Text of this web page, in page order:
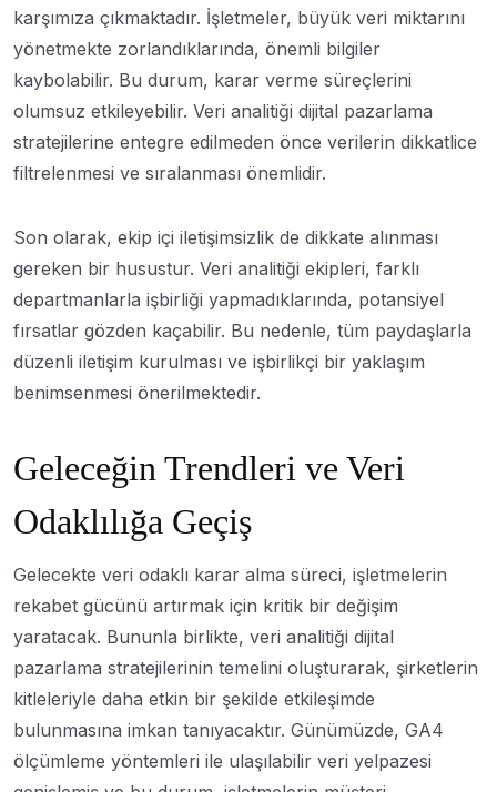
karşımıza çıkmaktadır. İşletmeler, büyük veri miktarını
yönetmekte zorlandıklarında, önemli bilgiler
kaybolabilir. Bu durum, karar verme süreçlerini
olumsuz etkileyebilir. Veri analitiği dijital pazarlama
stratejilerine entegre edilmeden önce verilerin dikkatlice
filtrelenmesi ve sıralanması önemlidir.
Son olarak, ekip içi iletişimsizlik de dikkate alınması
gereken bir husustur. Veri analitiği ekipleri, farklı
departmanlarla işbirliği yapmadıklarında, potansiyel
fırsatlar gözden kaçabilir. Bu nedenle, tüm paydaşlarla
düzenli iletişim kurulması ve işbirlikçi bir yaklaşım
benimsenmesi önerilmektedir.
Geleceğin Trendleri ve Veri
Odaklılığa Geçiş
Gelecekte veri odaklı karar alma süreci, işletmelerin
rekabet gücünü artırmak için kritik bir değişim
yaratacak. Bununla birlikte, veri analitiği dijital
pazarlama stratejilerinin temelini oluşturarak, şirketlerin
kitleleriyle daha etkin bir şekilde etkileşimde
bulunmasına imkan tanıyacaktır. Günümüzde, GA4
ölçümleme yöntemleri ile ulaşılabilir veri yelpazesi